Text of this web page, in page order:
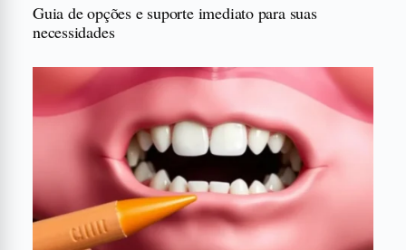
Guia de opções e suporte imediato para suas
necessidades